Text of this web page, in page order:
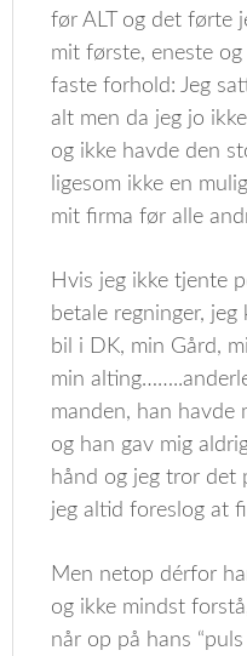
før ALT og det førte
mit første, eneste
faste forhold: Jeg
alt men da jeg jo
og ikke havde den
ligesom ikke en
mit firma før alle
Hvis jeg ikke tjente
betale regninger,
bil i DK, min Gård,
min
manden, han havde
og han gav mig
hånd og jeg tror det
jeg altid foreslog at
Men netop dérfor
og ikke mindst
når op på hans